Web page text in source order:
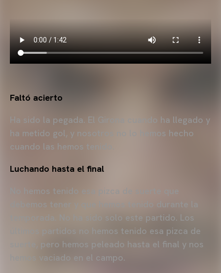
Faltó acierto
Ha sido la pegada. El Girona cuando ha llegado y
ha metido gol, y nosotros no lo hemos hecho
cuando las hemos tenido.
Luchando hasta el final
No hemos tenido esa pizca de suerte que
debemos tener y que hemos tenido durante la
temporada. No ha sido solo este partido. Los
últimos partidos no hemos tenido esa pizca de
suerte, pero hemos peleado hasta el final y nos
hemos vaciado en el campo.